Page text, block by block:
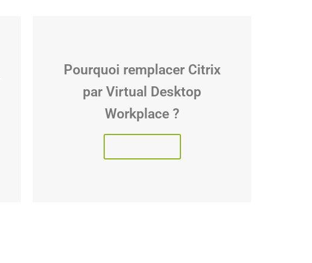
Pourquoi remplacer Citrix
par Virtual Desktop
Workplace ?